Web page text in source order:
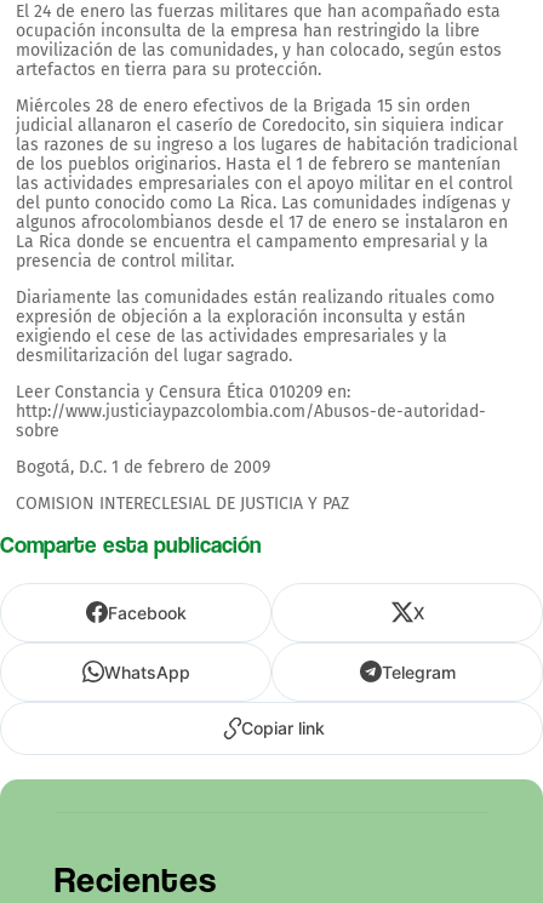
El 24 de enero las fuerzas militares que han acompañado esta
ocupación inconsulta de la empresa han restringido la libre
movilización de las comunidades, y han colocado, según estos
artefactos en tierra para su protección.
Miércoles 28 de enero efectivos de la Brigada 15 sin orden
judicial allanaron el caserío de Coredocito, sin siquiera indicar
las razones de su ingreso a los lugares de habitación tradicional
de los pueblos originarios. Hasta el 1 de febrero se mantenían
las actividades empresariales con el apoyo militar en el control
del punto conocido como La Rica. Las comunidades indígenas y
algunos afrocolombianos desde el 17 de enero se instalaron en
La Rica donde se encuentra el campamento empresarial y la
presencia de control militar.
Diariamente las comunidades están realizando rituales como
expresión de objeción a la exploración inconsulta y están
exigiendo el cese de las actividades empresariales y la
desmilitarización del lugar sagrado.
Leer Constancia y Censura Ética 010209 en:
http://www.justiciaypazcolombia.com/Abusos-de-autoridad-
sobre
Bogotá, D.C. 1 de febrero de 2009
COMISION INTERECLESIAL DE JUSTICIA Y PAZ
Comparte esta publicación
Facebook X
WhatsApp Telegram
Copiar link
Recientes